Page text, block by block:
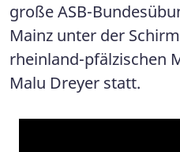
große ASB-
Mainz unter der
rheinland-pfälzischen
Malu Dreyer statt.